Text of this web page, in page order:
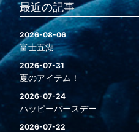
最近の記事
2026-08-06
富士五湖
2026-07-31
夏のアイテム！
2026-07-24
ハッピーバースデー
2026-07-22